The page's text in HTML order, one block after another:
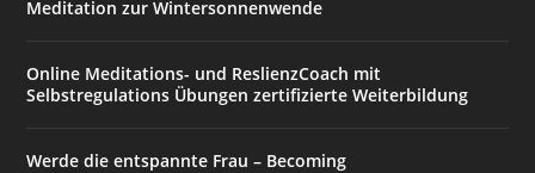
Meditation zur Wintersonnenwende
Online Meditations- und ReslienzCoach mit
Selbstregulations Übungen zertifizierte Weiterbildung
Werde die entspannte Frau – Becoming